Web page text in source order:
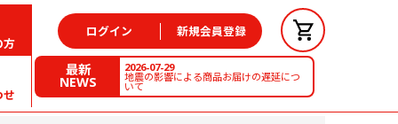
方
せ
ログイン 新規会員登録
最新
NEWS
2026-07-29
地震の影響による商品お届けの遅延につ
いて